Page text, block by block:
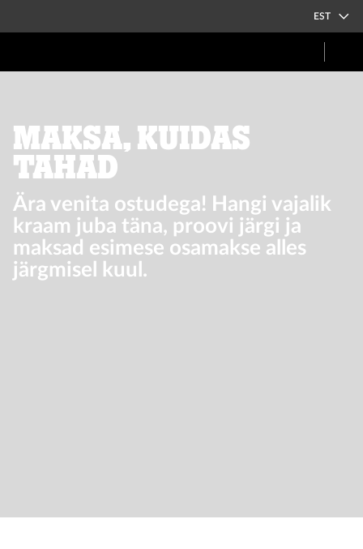
EST
Maksa, kuidas
tahad
Ära venita ostudega! Hangi vajalik
kraam juba täna, proovi järgi ja
maksad esimese osamakse alles
järgmisel kuul.